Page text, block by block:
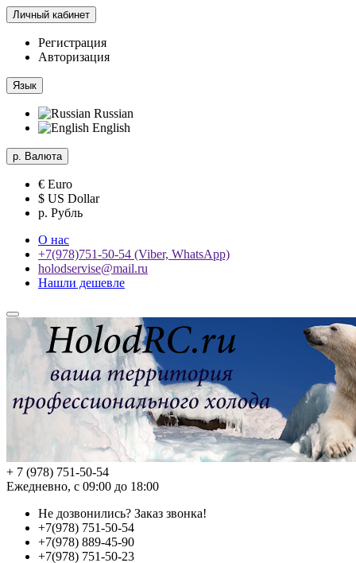
Личный кабинет
Регистрация
Авторизация
Язык
Russian
English
р. Валюта
€ Euro
$ US Dollar
р. Рубль
О нас
+7(978)751-50-54 (Viber, WhatsApp)
holodservise@mail.ru
Нашли дешевле
+ 7 (978) 751-50-54
Ежедневно, с 09:00 до 18:00
Не дозвонились? Заказ звонка!
+7(978) 751-50-54
+7(978) 889-45-90
+7(978) 751-50-23